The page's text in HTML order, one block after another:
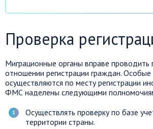
Проверка
Миграционные органы вправе проводить
отношении регистрации граждан. Особые
осуществляются по месту регистрации
ФМС наделены следующими
Осуществлять проверку по базе
территории страны.